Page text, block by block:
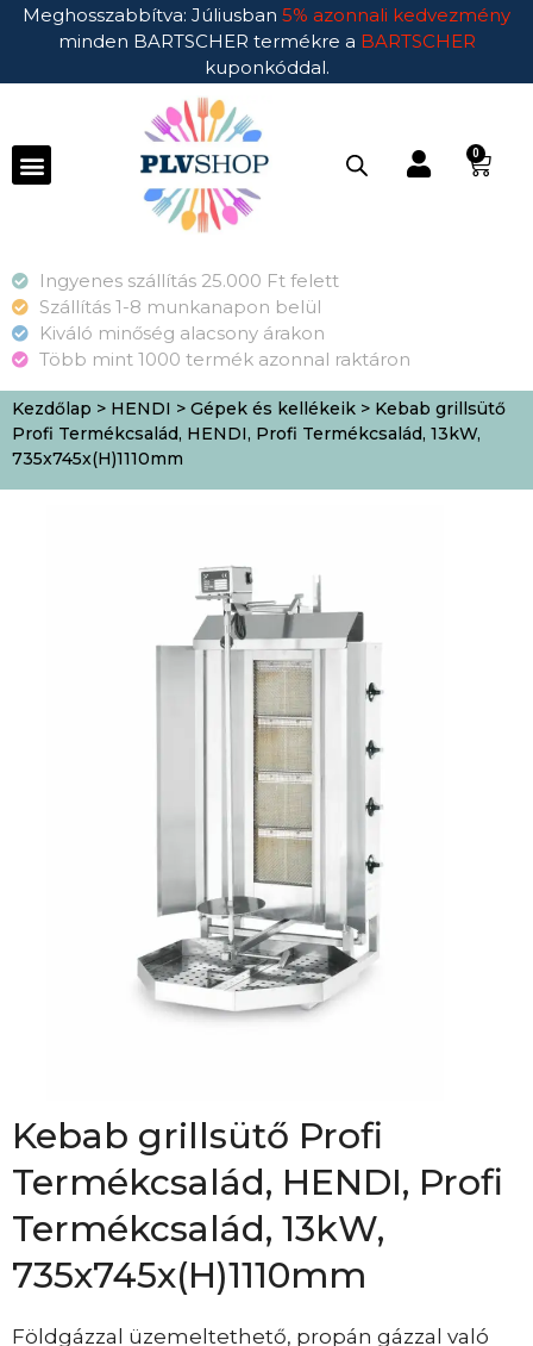
Meghosszabbítva: Júliusban 5% azonnali kedvezmény
minden BARTSCHER termékre a BARTSCHER
kuponkóddal.
0
Ingyenes szállítás 25.000 Ft felett
Szállítás 1-8 munkanapon belül
Kiváló minőség alacsony árakon
Több mint 1000 termék azonnal raktáron
Kezdőlap > HENDI > Gépek és kellékeik > Kebab grillsütő
Profi Termékcsalád, HENDI, Profi Termékcsalád, 13kW,
735x745x(H)1110mm
Kebab grillsütő Profi
Termékcsalád, HENDI, Profi
Termékcsalád, 13kW,
735x745x(H)1110mm
Földgázzal üzemeltethető, propán gázzal való